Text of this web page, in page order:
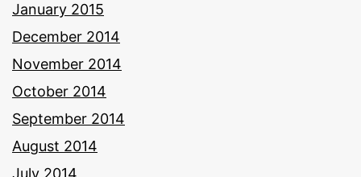
January 2015
December 2014
November 2014
October 2014
September 2014
August 2014
July 2014